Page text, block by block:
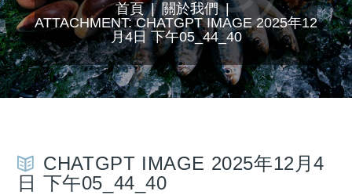
首頁
關於我們
ATTACHMENT: CHATGPT IMAGE 2025年12
月4日 下午05_44_40
CHATGPT IMAGE 2025年12月4
日 下午05_44_40